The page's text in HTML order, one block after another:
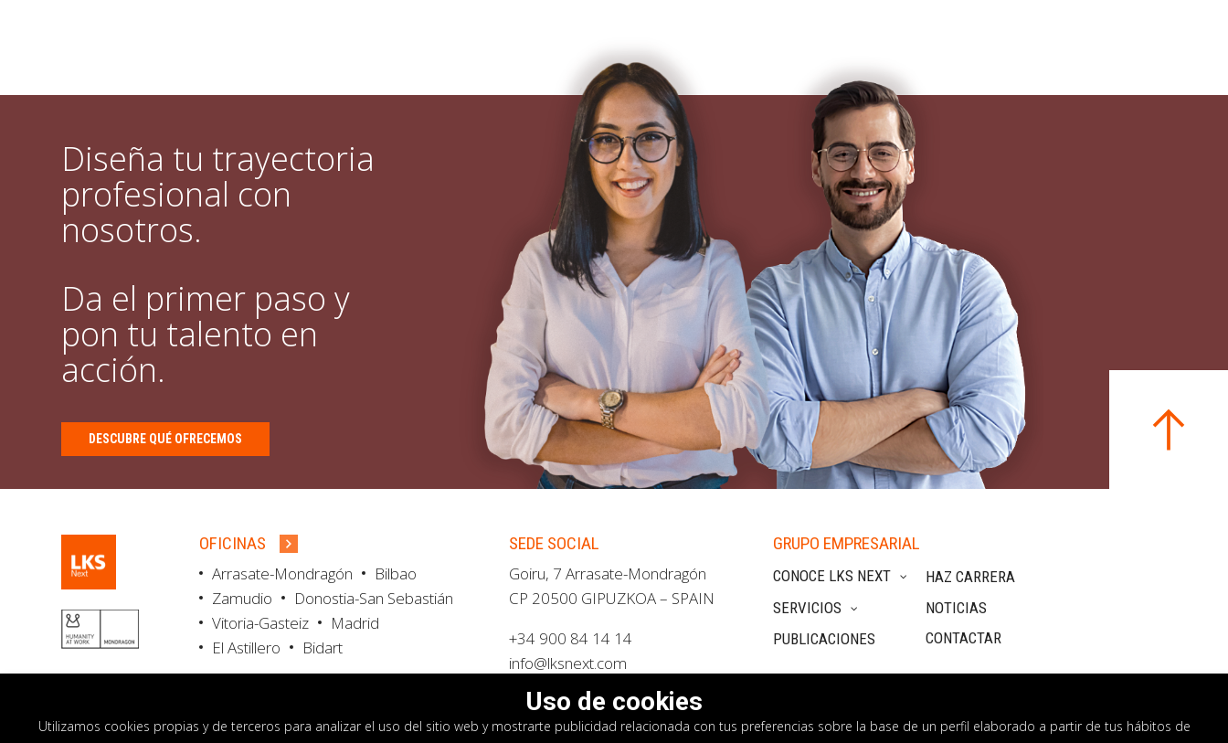
Diseña tu trayectoria
profesional con
nosotros.
Da el primer paso y
pon tu talento en
acción.
DESCUBRE QUÉ OFRECEMOS
OFICINAS
Arrasate-Mondragón
Bilbao
Zamudio
Donostia-San Sebastián
Vitoria-Gasteiz
Madrid
El Astillero
Bidart
SEDE SOCIAL
Goiru, 7 Arrasate-Mondragón
CP 20500 GIPUZKOA – SPAIN
+34 900 84 14 14
info@lksnext.com
GRUPO EMPRESARIAL
CONOCE LKS NEXT
SERVICIOS
PUBLICACIONES
HAZ CARRERA
NOTICIAS
CONTACTAR
Uso de cookies
Utilizamos cookies propias y de terceros para analizar el uso del sitio web y mostrarte publicidad relacionada con tus preferencias sobre la base de un perfil elaborado a partir de tus hábitos de